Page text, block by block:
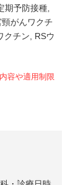
期予防接種
がんワクチ
クチン
RSウ
容や適用制限